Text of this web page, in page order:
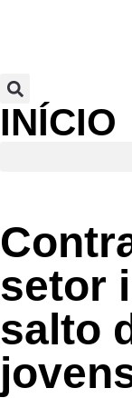
INÍCIO
setor
salto